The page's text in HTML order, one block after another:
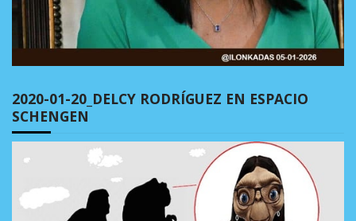
2020-01-20_DELCY RODRÍGUEZ EN ESPACIO
SCHENGEN